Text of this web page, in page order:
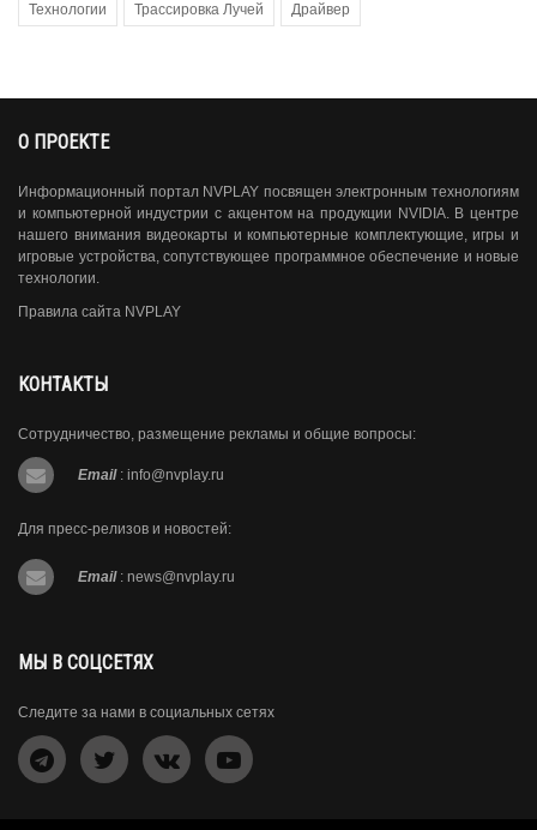
Технологии Трассировка Лучей Драйвер
О ПРОЕКТЕ
Информационный портал NVPLAY посвящен электронным технологиям
и компьютерной индустрии с акцентом на продукции NVIDIA. В центре
нашего внимания видеокарты и компьютерные комплектующие, игры и
игровые устройства, сопутствующее программное обеспечение и новые
технологии.
Правила сайта NVPLAY
КОНТАКТЫ
Сотрудничество, размещение рекламы и общие вопросы:
Email : info@nvplay.ru
Для пресс-релизов и новостей:
Email : news@nvplay.ru
МЫ В СОЦСЕТЯХ
Следите за нами в социальных сетях